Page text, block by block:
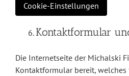
Cookie-Einstellungen
Kontaktformular
Die Internetseite der Michalski
Kontaktformular bereit,